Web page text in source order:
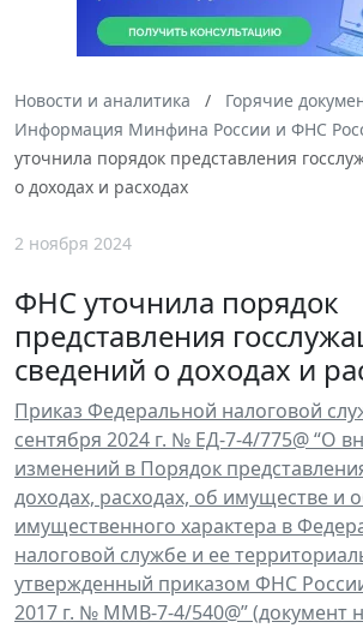
Новости и аналитика
Горячие
Информация Минфина России и ФНС
уточнила порядок представления
о доходах и расходах
2 ноября 2024
ФНС уточнила порядок
представления
сведений о доходах и
Приказ Федеральной налоговой
сентября 2024 г. № ЕД-7-4/775@ “О
изменений в Порядок
доходах, расходах, об имуществе и
имущественного характера в
налоговой службе и ее
утвержденный приказом ФНС
2017 г. № ММВ-7-4/540@” (документ